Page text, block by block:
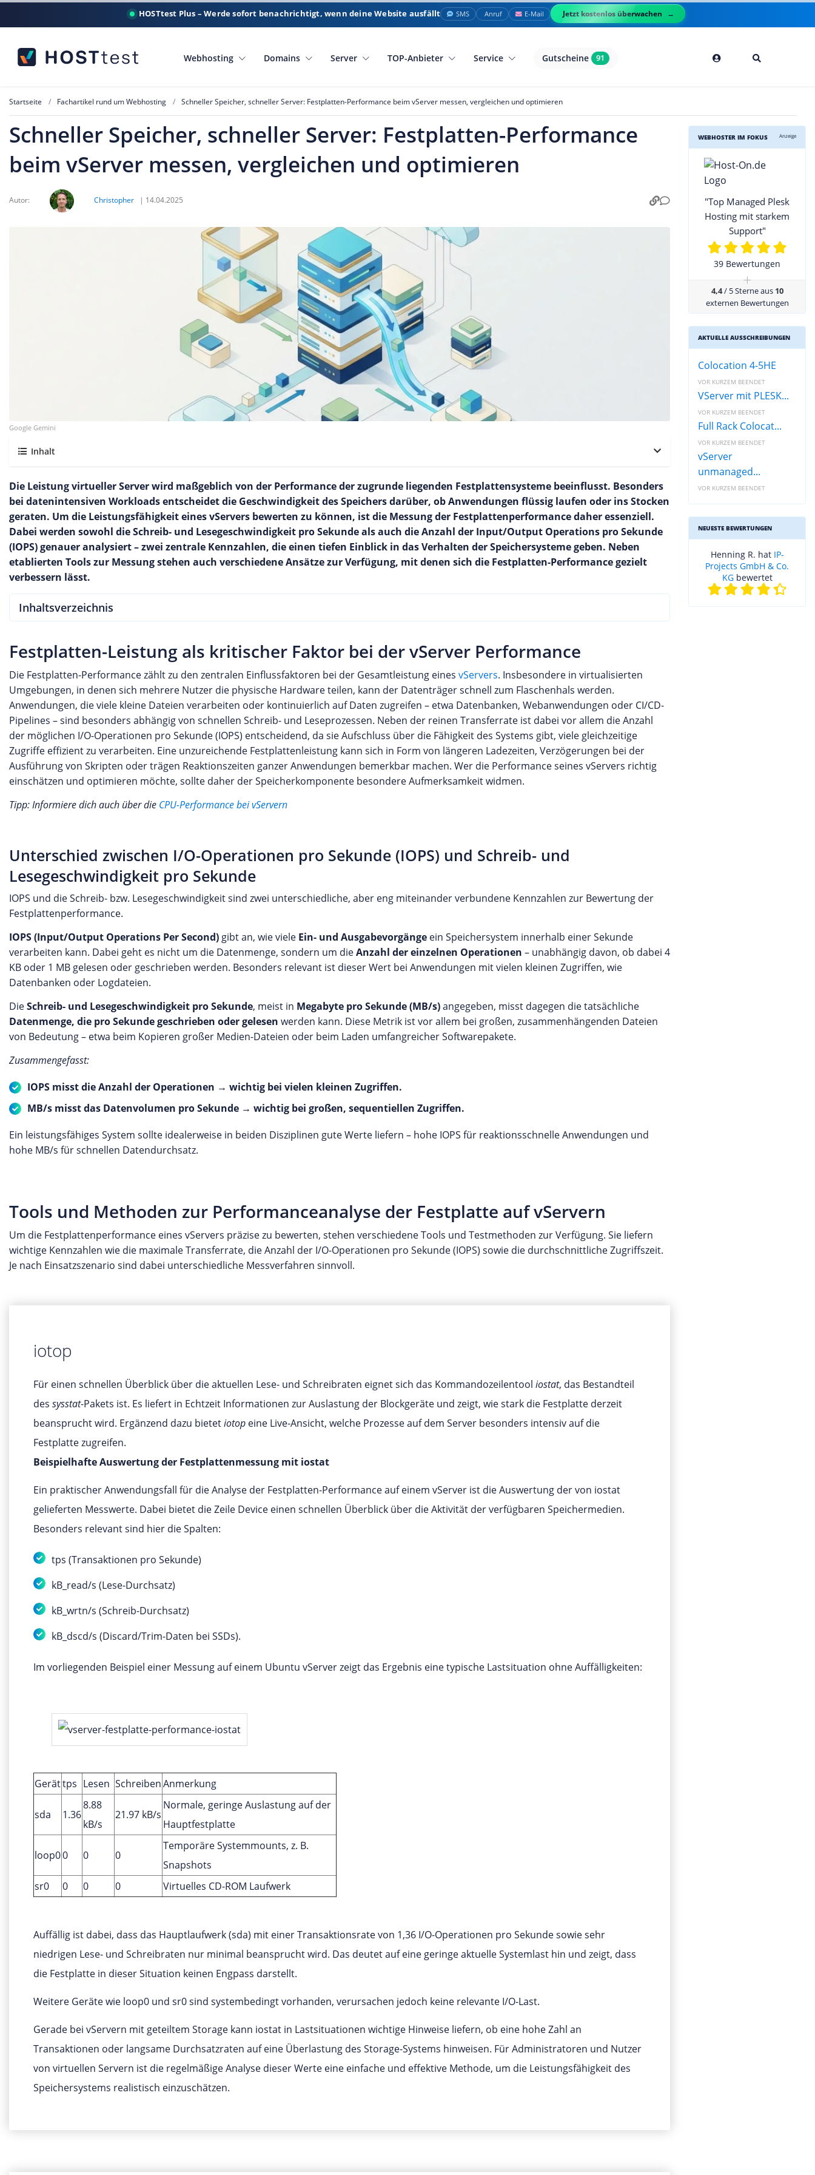
HOSTtest Plus – Werde sofort benachrichtigt, wenn deine Website ausfällt SMS Anruf E-Mail Jetzt kostenlos überwachen
Webhosting Domains Server TOP-Anbieter Service Gutscheine 91
Startseite Fachartikel rund um Webhosting Schneller Speicher, schneller Server: Festplatten-Performance beim vServer messen, vergleichen und optimieren
Schneller Speicher, schneller Server: Festplatten-Performance
beim vServer messen, vergleichen und optimieren
Autor: Christopher | 14.04.2025
Google Gemini
Inhalt
Die Leistung virtueller Server wird maßgeblich von der Performance der zugrunde liegenden Festplattensysteme beeinflusst. Besonders
bei datenintensiven Workloads entscheidet die Geschwindigkeit des Speichers darüber, ob Anwendungen flüssig laufen oder ins Stocken
geraten. Um die Leistungsfähigkeit eines vServers bewerten zu können, ist die Messung der Festplattenperformance daher essenziell.
Dabei werden sowohl die Schreib- und Lesegeschwindigkeit pro Sekunde als auch die Anzahl der Input/Output Operations pro Sekunde
(IOPS) genauer analysiert – zwei zentrale Kennzahlen, die einen tiefen Einblick in das Verhalten der Speichersysteme geben. Neben
etablierten Tools zur Messung stehen auch verschiedene Ansätze zur Verfügung, mit denen sich die Festplatten-Performance gezielt
verbessern lässt.
Inhaltsverzeichnis
Festplatten-Leistung als kritischer Faktor bei der vServer Performance
Die Festplatten-Performance zählt zu den zentralen Einflussfaktoren bei der Gesamtleistung eines vServers. Insbesondere in virtualisierten
Umgebungen, in denen sich mehrere Nutzer die physische Hardware teilen, kann der Datenträger schnell zum Flaschenhals werden.
Anwendungen, die viele kleine Dateien verarbeiten oder kontinuierlich auf Daten zugreifen – etwa Datenbanken, Webanwendungen oder CI/CD-
Pipelines – sind besonders abhängig von schnellen Schreib- und Leseprozessen. Neben der reinen Transferrate ist dabei vor allem die Anzahl
der möglichen I/O-Operationen pro Sekunde (IOPS) entscheidend, da sie Aufschluss über die Fähigkeit des Systems gibt, viele gleichzeitige
Zugriffe effizient zu verarbeiten. Eine unzureichende Festplattenleistung kann sich in Form von längeren Ladezeiten, Verzögerungen bei der
Ausführung von Skripten oder trägen Reaktionszeiten ganzer Anwendungen bemerkbar machen. Wer die Performance seines vServers richtig
einschätzen und optimieren möchte, sollte daher der Speicherkomponente besondere Aufmerksamkeit widmen.
Tipp: Informiere dich auch über die CPU-Performance bei vServern
Unterschied zwischen I/O-Operationen pro Sekunde (IOPS) und Schreib- und
Lesegeschwindigkeit pro Sekunde
IOPS und die Schreib- bzw. Lesegeschwindigkeit sind zwei unterschiedliche, aber eng miteinander verbundene Kennzahlen zur Bewertung der
Festplattenperformance.
IOPS (Input/Output Operations Per Second) gibt an, wie viele Ein- und Ausgabevorgänge ein Speichersystem innerhalb einer Sekunde
verarbeiten kann. Dabei geht es nicht um die Datenmenge, sondern um dieAnzahl der einzelnen Operationen – unabhängig davon, ob dabei 4
KB oder 1 MB gelesen oder geschrieben werden. Besonders relevant ist dieser Wert bei Anwendungen mit vielen kleinen Zugriffen, wie
Datenbanken oder Logdateien.
DieSchreib- und Lesegeschwindigkeit pro Sekunde, meist in Megabyte pro Sekunde (MB/s)angegeben, misst dagegen die tatsächliche
Datenmenge, die pro Sekunde geschrieben oder gelesen werden kann. Diese Metrik ist vor allem bei großen, zusammenhängenden Dateien
von Bedeutung – etwa beim Kopieren großer Medien-Dateien oder beim Laden umfangreicher Softwarepakete.
Zusammengefasst:
IOPS misst die Anzahl der Operationen → wichtig bei vielen kleinen Zugriffen.
MB/s misst das Datenvolumen pro Sekunde → wichtig bei großen, sequentiellen Zugriffen.
Ein leistungsfähiges System sollte idealerweise in beiden Disziplinen gute Werte liefern – hohe IOPS für reaktionsschnelle Anwendungen und
hohe MB/s für schnellen Datendurchsatz.
Tools und Methoden zur Performanceanalyse der Festplatte auf vServern
Um die Festplattenperformance eines vServers präzise zu bewerten, stehen verschiedene Tools und Testmethoden zur Verfügung. Sie liefern
wichtige Kennzahlen wie die maximale Transferrate, die Anzahl der I/O-Operationen pro Sekunde (IOPS) sowie die durchschnittliche Zugriffszeit.
Je nach Einsatzszenario sind dabei unterschiedliche Messverfahren sinnvoll.
iotop
Für einen schnellen Überblick über die aktuellen Lese- und Schreibraten eignet sich das Kommandozeilentool iostat, das Bestandteil
des sysstat-Pakets ist. Es liefert in Echtzeit Informationen zur Auslastung der Blockgeräte und zeigt, wie stark die Festplatte derzeit
beansprucht wird. Ergänzend dazu bietetiotop eine Live-Ansicht, welche Prozesse auf dem Server besonders intensiv auf die
Festplatte zugreifen.
Beispielhafte Auswertung der Festplattenmessung mit iostat
Ein praktischer Anwendungsfall für die Analyse der Festplatten-Performance auf einem vServer ist die Auswertung der von iostat
gelieferten Messwerte. Dabei bietet die Zeile Device einen schnellen Überblick über die Aktivität der verfügbaren Speichermedien.
Besonders relevant sind hier die Spalten:
tps (Transaktionen pro Sekunde)
kB_read/s (Lese-Durchsatz)
kB_wrtn/s (Schreib-Durchsatz)
kB_dscd/s (Discard/Trim-Daten bei SSDs).
Im vorliegenden Beispiel einer Messung auf einem Ubuntu vServer zeigt das Ergebnis eine typische Lastsituation ohne Auffälligkeiten:
Gerättps Lesen SchreibenAnmerkung
sda 1.36
8.88
kB/s
21.97 kB/s
Normale, geringe Auslastung auf der
Hauptfestplatte
loop00 0 0
Temporäre Systemmounts, z. B.
Snapshots
sr0
0 0 0 Virtuelles CD-ROM Laufwerk
Auffällig ist dabei, dass das Hauptlaufwerk (sda) mit einer Transaktionsrate von 1,36 I/O-Operationen pro Sekunde sowie sehr
niedrigen Lese- und Schreibraten nur minimal beansprucht wird. Das deutet auf eine geringe aktuelle Systemlast hin und zeigt, dass
die Festplatte in dieser Situation keinen Engpass darstellt.
Weitere Geräte wie loop0 und sr0 sind systembedingt vorhanden, verursachen jedoch keine relevante I/O-Last.
Gerade bei vServern mit geteiltem Storage kann iostat in Lastsituationen wichtige Hinweise liefern, ob eine hohe Zahl an
Transaktionen oder langsame Durchsatzraten auf eine Überlastung des Storage-Systems hinweisen. Für Administratoren und Nutzer
von virtuellen Servern ist die regelmäßige Analyse dieser Werte eine einfache und effektive Methode, um die Leistungsfähigkeit des
Speichersystems realistisch einzuschätzen.
WEBHOSTER IM FOKUS Anzeige
"Top Managed Plesk
Hosting mit starkem
Support"
39 Bewertungen
+
4,4/ 5 Sterne aus 10
externen Bewertungen
AKTUELLE AUSSCHREIBUNGEN
Colocation 4-5HE
VOR KURZEM BEENDET
VServer mit PLESK...
VOR KURZEM BEENDET
Full Rack Colocat...
VOR KURZEM BEENDET
vServer
unmanaged...
VOR KURZEM BEENDET
NEUESTE BEWERTUNGEN
Henning R. hat IP-
Projects GmbH & Co.
KGbewertet